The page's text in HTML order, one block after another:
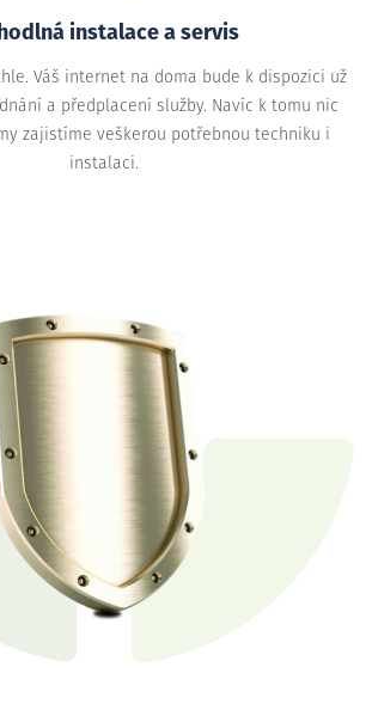
instalace a servis
Váš internet na doma bude k dispozici už
a předplacení služby. Navíc k tomu nic
zajistíme veškerou potřebnou techniku i
instalaci.